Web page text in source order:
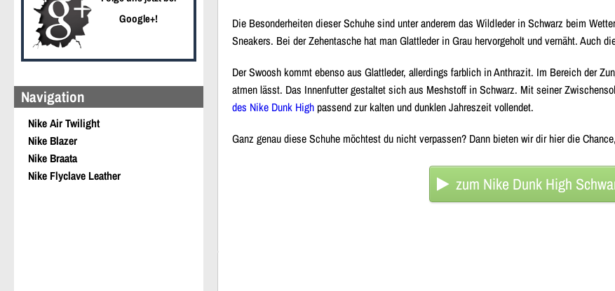
Google+!
Navigation
Nike Air Twilight
Nike Blazer
Nike Braata
Nike Flyclave Leather
Die Besonderheiten dieser Schuhe sind unter anderem das Wildleder in Schwarz beim
Sneakers. Bei der Zehentasche hat man Glattleder in Grau hervorgeholt und vernäht. Auch
Der Swoosh kommt ebenso aus Glattleder, allerdings farblich in Anthrazit. Im Bereich der
atmen lässt. Das Innenfutter gestaltet sich aus Meshstoff in Schwarz. Mit seiner
des Nike Dunk High passend zur kalten und dunklen Jahreszeit vollendet.
Ganz genau diese Schuhe möchtest du nicht verpassen? Dann bieten wir dir hier die Chance,
zum Nike Dunk High